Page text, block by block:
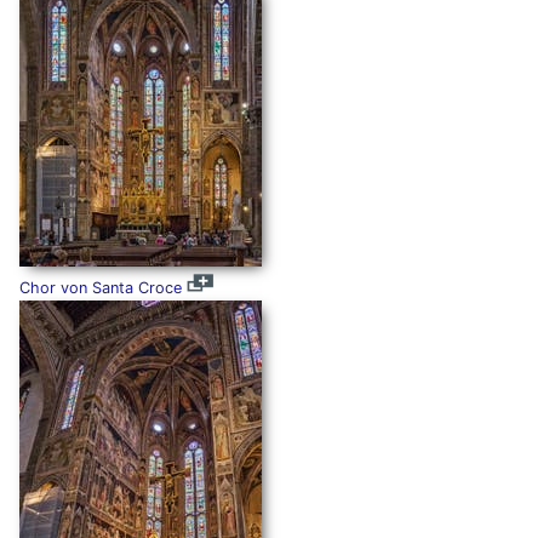
Chor von Santa Croce